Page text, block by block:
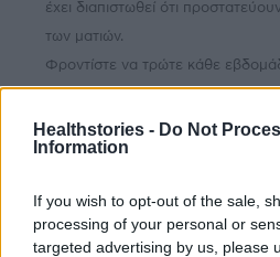
Healthstories - Do Not
Information
If you wish to opt-out of the sale,
processing of your personal or
targeted advertising by us, please
έχει διαπιστωθεί ότι
των ματιών.
Φροντίστε να τρώτε κάθε
Φρούτα και λαχανικά με
νυκτερινή όραση.